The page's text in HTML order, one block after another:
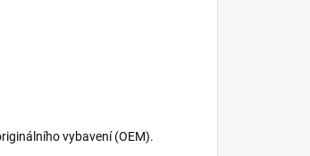
vybavení (OEM).